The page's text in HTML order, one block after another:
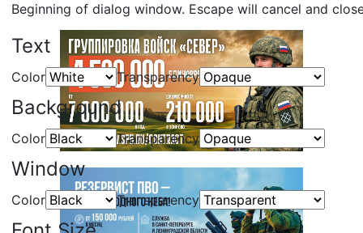
Beginning of dialog window. Escape will cancel and
Text
Color Transparency
Background
Color Transparency
Window
Color Transparency